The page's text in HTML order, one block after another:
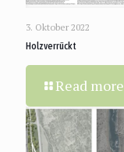
3. Oktober 2022
Holzverrückt
Read more